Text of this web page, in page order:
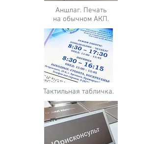
Аншлаг. Печать
на обычном АКП.
Тактильная табличка.